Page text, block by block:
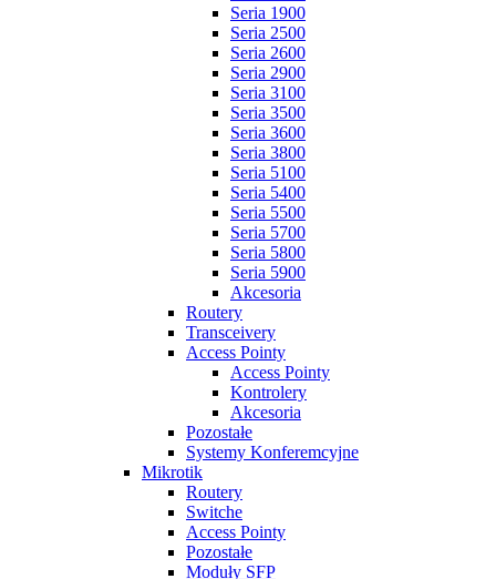
Seria 1900
Seria 2500
Seria 2600
Seria 2900
Seria 3100
Seria 3500
Seria 3600
Seria 3800
Seria 5100
Seria 5400
Seria 5500
Seria 5700
Seria 5800
Seria 5900
Akcesoria
Routery
Transceivery
Access Pointy
Access Pointy
Kontrolery
Akcesoria
Pozostałe
Systemy Konferemcyjne
Mikrotik
Routery
Switche
Access Pointy
Pozostałe
Moduły SFP